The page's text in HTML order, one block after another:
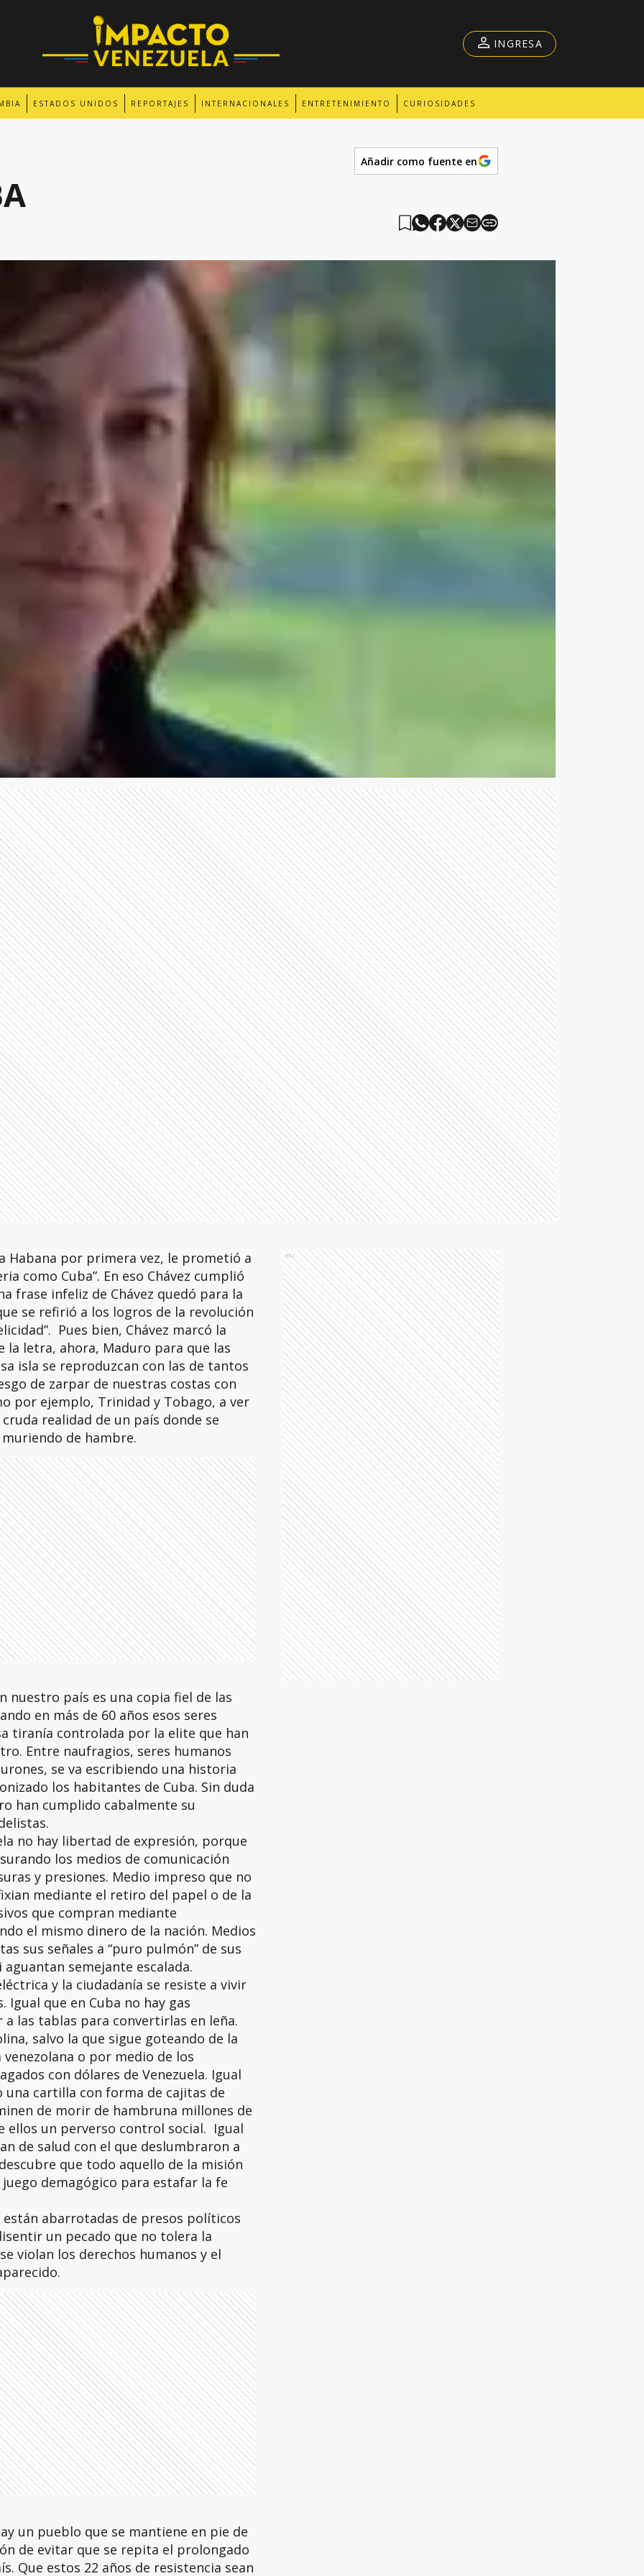
ESTADOS UNIDOS REPORTAJES INTERNACIONALES ENTRETENIMIENTO CURIOSIDADES
INGRESA
Añadir como fuente en
Habana por primera vez, le prometió a
como Cuba”. En eso Chávez cumplió
frase infeliz de Chávez quedó para la
se refirió a los logros de la revolución
Pues bien, Chávez marcó la
la letra, ahora, Maduro para que las
isla se reproduzcan con las de tantos
de zarpar de nuestras costas con
por ejemplo, Trinidad y Tobago, a ver
realidad de un país donde se
de hambre.
nuestro país es una copia fiel de las
en más de 60 años esos seres
tiranía controlada por la elite que han
Entre naufragios, seres humanos
se va escribiendo una historia
los habitantes de Cuba. Sin duda
han cumplido cabalmente su
no hay libertad de expresión, porque
los medios de comunicación
y presiones. Medio impreso que no
mediante el retiro del papel o de la
que compran mediante
el mismo dinero de la nación. Medios
sus señales a “puro pulmón” de sus
semejante escalada.
y la ciudadanía se resiste a vivir
Igual que en Cuba no hay gas
las tablas para convertirlas en leña.
salvo la que sigue goteando de la
o por medio de los
con dólares de Venezuela. Igual
una cartilla con forma de cajitas de
de morir de hambruna millones de
ellos un perverso control social. Igual
de salud con el que deslumbraron a
que todo aquello de la misión
demagógico para estafar la fe
están abarrotadas de presos políticos
un pecado que no tolera la
violan los derechos humanos y el
un pueblo que se mantiene en pie de
de evitar que se repita el prolongado
Que estos 22 años de resistencia sean
Ads